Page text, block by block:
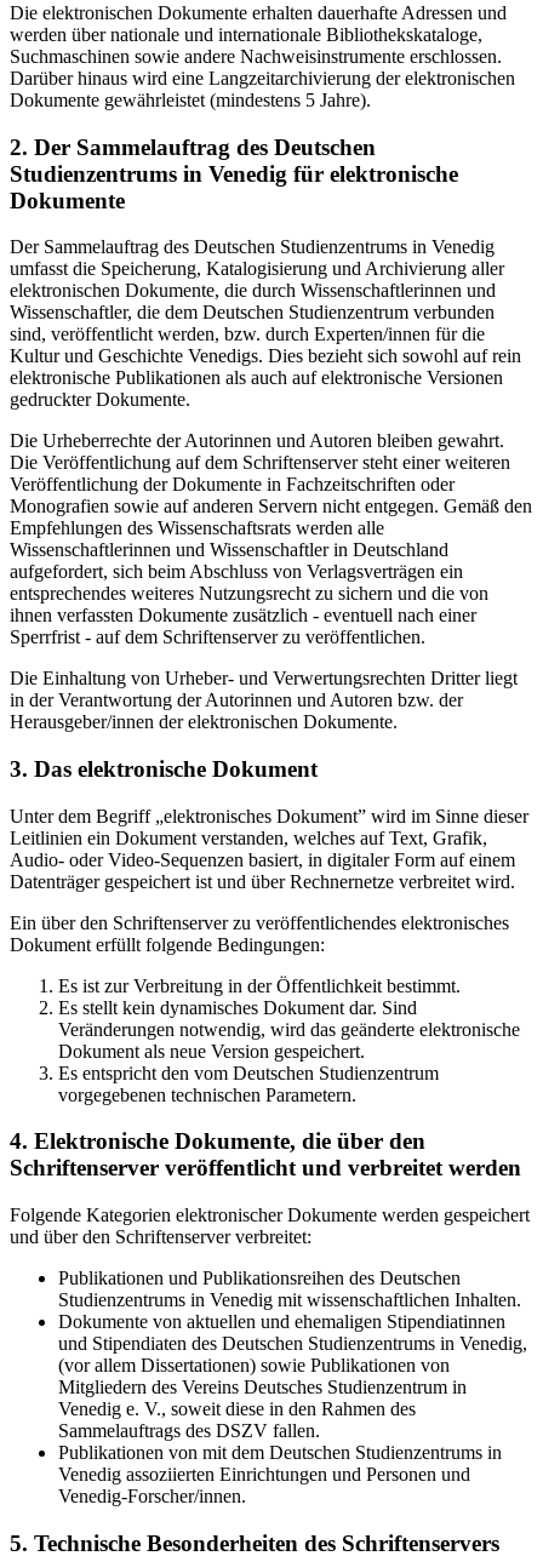
Die elektronischen Dokumente erhalten dauerhafte Adressen und
werden über nationale und internationale Bibliothekskataloge,
Suchmaschinen sowie andere Nachweisinstrumente erschlossen.
Darüber hinaus wird eine Langzeitarchivierung der elektronischen
Dokumente gewährleistet (mindestens 5 Jahre).
2. Der Sammelauftrag des Deutschen
Studienzentrums in Venedig für elektronische
Dokumente
Der Sammelauftrag des Deutschen Studienzentrums in Venedig
umfasst die Speicherung, Katalogisierung und Archivierung aller
elektronischen Dokumente, die durch Wissenschaftlerinnen und
Wissenschaftler, die dem Deutschen Studienzentrum verbunden
sind, veröffentlicht werden, bzw. durch Experten/innen für die
Kultur und Geschichte Venedigs. Dies bezieht sich sowohl auf rein
elektronische Publikationen als auch auf elektronische Versionen
gedruckter Dokumente.
Die Urheberrechte der Autorinnen und Autoren bleiben gewahrt.
Die Veröffentlichung auf dem Schriftenserver steht einer weiteren
Veröffentlichung der Dokumente in Fachzeitschriften oder
Monografien sowie auf anderen Servern nicht entgegen. Gemäß den
Empfehlungen des Wissenschaftsrats werden alle
Wissenschaftlerinnen und Wissenschaftler in Deutschland
aufgefordert, sich beim Abschluss von Verlagsverträgen ein
entsprechendes weiteres Nutzungsrecht zu sichern und die von
ihnen verfassten Dokumente zusätzlich - eventuell nach einer
Sperrfrist - auf dem Schriftenserver zu veröffentlichen.
Die Einhaltung von Urheber- und Verwertungsrechten Dritter liegt
in der Verantwortung der Autorinnen und Autoren bzw. der
Herausgeber/innen der elektronischen Dokumente.
3. Das elektronische Dokument
Unter dem Begriff „elektronisches Dokument” wird im Sinne dieser
Leitlinien ein Dokument verstanden, welches auf Text, Grafik,
Audio- oder Video-Sequenzen basiert, in digitaler Form auf einem
Datenträger gespeichert ist und über Rechnernetze verbreitet wird.
Ein über den Schriftenserver zu veröffentlichendes elektronisches
Dokument erfüllt folgende Bedingungen:
Es ist zur Verbreitung in der Öffentlichkeit bestimmt.
Es stellt kein dynamisches Dokument dar. Sind
Veränderungen notwendig, wird das geänderte elektronische
Dokument als neue Version gespeichert.
Es entspricht den vom Deutschen Studienzentrum
vorgegebenen technischen Parametern.
4. Elektronische Dokumente, die über den
Schriftenserver veröffentlicht und verbreitet werden
Folgende Kategorien elektronischer Dokumente werden gespeichert
und über den Schriftenserver verbreitet:
Publikationen und Publikationsreihen des Deutschen
Studienzentrums in Venedig mit wissenschaftlichen Inhalten.
Dokumente von aktuellen und ehemaligen Stipendiatinnen
und Stipendiaten des Deutschen Studienzentrums in Venedig,
(vor allem Dissertationen) sowie Publikationen von
Mitgliedern des Vereins Deutsches Studienzentrum in
Venedig e. V., soweit diese in den Rahmen des
Sammelauftrags des DSZV fallen.
Publikationen von mit dem Deutschen Studienzentrums in
Venedig assoziierten Einrichtungen und Personen und
Venedig-Forscher/innen.
5. Technische Besonderheiten des Schriftenservers